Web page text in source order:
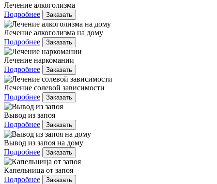
Лечение алкоголизма
Подробнее
Заказать
Лечение алкоголизма на дому
Подробнее
Заказать
Лечение наркомании
Подробнее
Заказать
Лечение солевой зависимости
Подробнее
Заказать
Вывод из запоя
Подробнее
Заказать
Вывод из запоя на дому
Подробнее
Заказать
Капельница от запоя
Подробнее
Заказать